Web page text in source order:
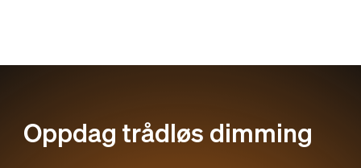
Oppdag trådløs dimming